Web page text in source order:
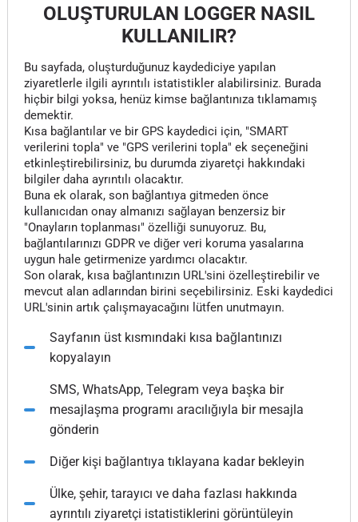
OLUŞTURULAN LOGGER NASIL
KULLANILIR?
Bu sayfada, oluşturduğunuz kaydediciye yapılan
ziyaretlerle ilgili ayrıntılı istatistikler alabilirsiniz. Burada
hiçbir bilgi yoksa, henüz kimse bağlantınıza tıklamamış
demektir.
Kısa bağlantılar ve bir GPS kaydedici için, "SMART
verilerini topla" ve "GPS verilerini topla" ek seçeneğini
etkinleştirebilirsiniz, bu durumda ziyaretçi hakkındaki
bilgiler daha ayrıntılı olacaktır.
Buna ek olarak, son bağlantıya gitmeden önce
kullanıcıdan onay almanızı sağlayan benzersiz bir
"Onayların toplanması" özelliği sunuyoruz. Bu,
bağlantılarınızı GDPR ve diğer veri koruma yasalarına
uygun hale getirmenize yardımcı olacaktır.
Son olarak, kısa bağlantınızın URL'sini özelleştirebilir ve
mevcut alan adlarından birini seçebilirsiniz. Eski kaydedici
URL'sinin artık çalışmayacağını lütfen unutmayın.
Sayfanın üst kısmındaki kısa bağlantınızı
kopyalayın
SMS, WhatsApp, Telegram veya başka bir
mesajlaşma programı aracılığıyla bir mesajla
gönderin
Diğer kişi bağlantıya tıklayana kadar bekleyin
Ülke, şehir, tarayıcı ve daha fazlası hakkında
ayrıntılı ziyaretçi istatistiklerini görüntüleyin